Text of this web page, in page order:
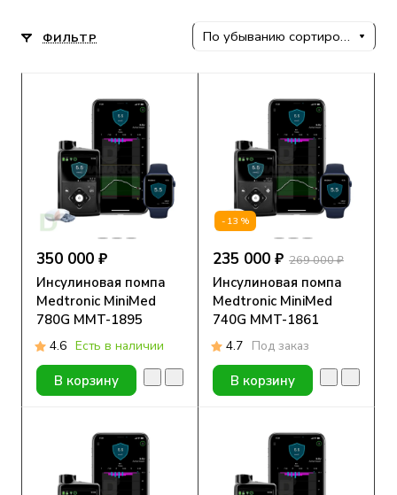
ФИЛЬТР По убыванию сортировки
350 000 ₽
Инсулиновая помпа
Medtronic MiniMed
780G MMT-1895
4.6 Есть в наличии
В корзину
-13%
235 000 ₽ 269 000 ₽
Инсулиновая помпа
Medtronic MiniMed
740G MMT-1861
4.7 Под заказ
В корзину